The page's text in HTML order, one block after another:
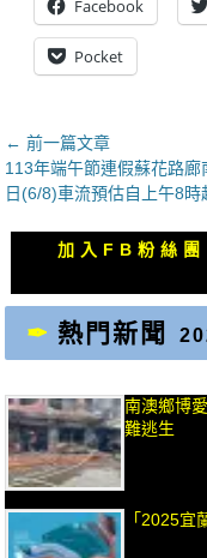
Facebook
Pocket
文
章
導
覽
← 前一篇文章
上
一
113年端午節連假蘇花路廊
日(6/8)車流預估自上午8時
加入FB粉絲團
熱門新聞
南澳鄉博
難逃生
「2025